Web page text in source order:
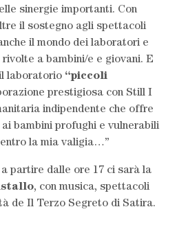
sinergie importanti. Con
il sostegno agli spettacoli
il mondo dei laboratori e
a bambini/e e giovani. E
laboratorio “piccoli
prestigiosa con Still I
indipendente che offre
bambini profughi e vulnerabili
la mia valigia…”
a partire dalle ore 17 ci sarà la
, con musica, spettacoli
de Il Terzo Segreto di Satira.